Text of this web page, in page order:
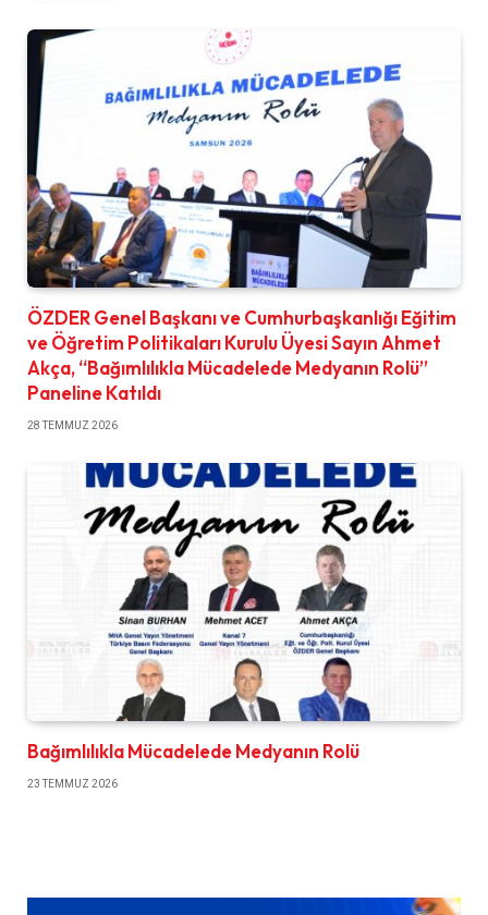
ÖZDER Genel Başkanı ve Cumhurbaşkanlığı Eğitim
ve Öğretim Politikaları Kurulu Üyesi Sayın Ahmet
Akça, “Bağımlılıkla Mücadelede Medyanın Rolü”
Paneline Katıldı
28 TEMMUZ 2026
Bağımlılıkla Mücadelede Medyanın Rolü
23 TEMMUZ 2026